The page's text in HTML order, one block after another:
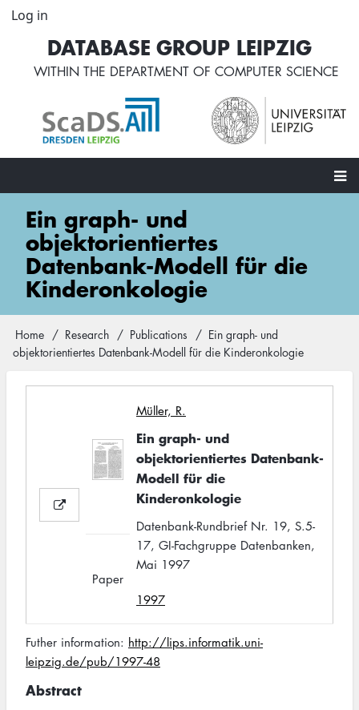
Skip
content
User
account
menu
Log in
DATABASE GROUP LEIPZIG
WITHIN THE DEPARTMENT OF COMPUTER SCIENCE
Main
navigation
Ein graph- und
objektorientiertes
Datenbank-Modell für die
Kinderonkologie
Breadcrumb
Home Research Publications
Ein graph- und
objektorientiertes Datenbank-Modell für die Kinderonkologie
Müller, R.
Ein graph- und
objektorientiertes Datenbank-
Modell für die
Kinderonkologie
Datenbank-Rundbrief Nr. 19, S.5-
17, GI-Fachgruppe Datenbanken,
Mai 1997
1997
Paper
Futher information: http://lips.informatik.uni-
leipzig.de/pub/1997-48
Abstract